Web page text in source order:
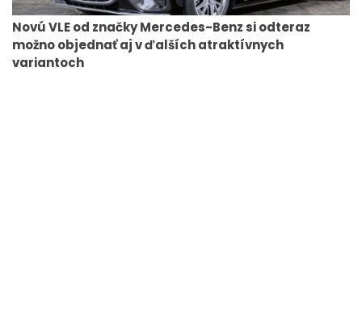
Novú VLE od značky Mercedes-Benz si odteraz
možno objednať aj v ďalších atraktívnych
variantoch